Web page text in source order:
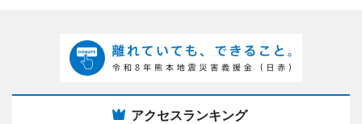
アクセスランキング